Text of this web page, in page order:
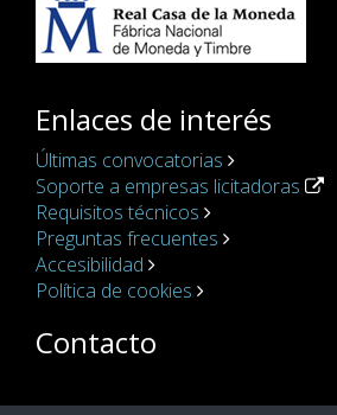
Enlaces de interés
Últimas convocatorias
Soporte a empresas licitadoras
Requisitos técnicos
Preguntas frecuentes
Accesibilidad
Política de cookies
Contacto